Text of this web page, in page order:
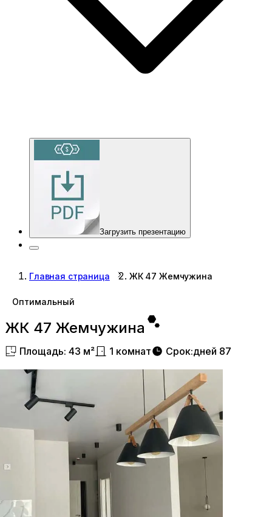
Загрузить презентацию
Главная страница ЖК 47 Жемчужина
Оптимальный
ЖК 47 Жемчужина
Площадь: 43 м² 1 комнат Срок:дней 87